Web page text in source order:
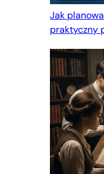
Jak
praktyczny